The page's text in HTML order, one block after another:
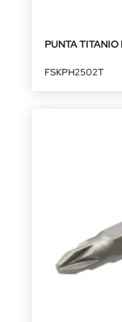
PUNTA
FSKPH2502T